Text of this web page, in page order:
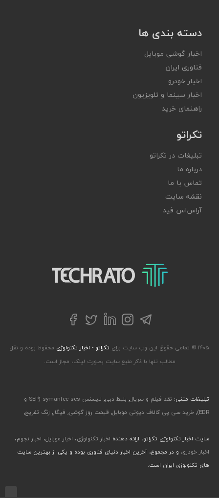
دسته بندی ها
اخبار گوشی موبایل
فناوری ایران
اخبار خودرو
اخبار سینما و تلویزیون
راهنمای خرید
تکراتو
تبلیغات در تکراتو
درباره ما
تماس با ما
نقشه سایت
آر‌اس‌اس فید
تکراتو – زندگی با تکنولوژی
تلگراماینستاگرام
لینکداینتوییترفیسبوک
۱۴۰۵ © تمامی حقوق این وب سایت برای تکراتو - اخبار تکنولوژی محفوظ بوده و نقل
مطالب تنها با ذکر منبع سایت بصورت لینک، مجاز است.
تبلیغات متنی: نقد فیلم و سریال, بلیط دبی,
لایسنس symantec ses (SEP و
EDR)
, خرید سی پی کالاف دیوتی موبایل, قیمت روز گوشی, فیگار, زنگ تفریح,
سایت اخبار تکنولوژی تکراتو، ارائه دهنده اخبار تکنولوژی، اخبار موبایل، اخبار نجوم،
اخبار خودرو، و در مجموع، آخرین اخبار دنیای فناوری بوده و یکی از بهترین سایت
های تکنولوژی ایران است.